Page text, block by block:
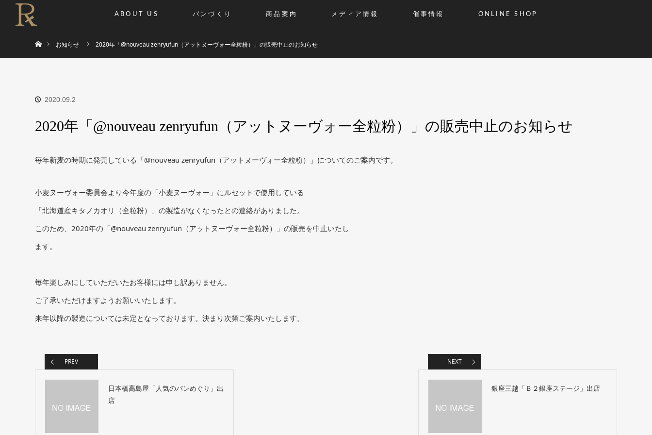
ABOUT US パンづくり 商品案内 メディア情報 催事情報 ONLINE SHOP
お知らせ
2020年「@nouveau zenryufun（アットヌーヴォー全粒粉）」の販売中止のお知らせ
2020.09.2
2020年「@nouveau zenryufun（アットヌーヴォー全粒粉）」の販売中止のお知らせ
毎年新麦の時期に発売している「@nouveau zenryufun（アットヌーヴォー全粒粉）」についてのご案内です。
小麦ヌーヴォー委員会より今年度の「小麦ヌーヴォー」にルセットで使用している
「北海道産キタノカオリ（全粒粉）」の製造がなくなったとの連絡がありました。
このため、2020年の「@nouveau zenryufun（アットヌーヴォー全粒粉）」の販売を中止いたし
ます。
毎年楽しみにしていただいたお客様には申し訳ありません。
ご了承いただけますようお願いいたします。
来年以降の製造については未定となっております。決まり次第ご案内いたします。
PREV
日本橋高島屋「人気のパンめぐり」出
店
NEXT
銀座三越「Ｂ２銀座ステージ」出店